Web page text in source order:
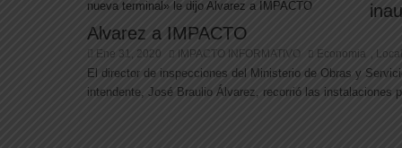
Alvarez a IMPACTO
Ene 31, 2020 IMPACTO INFORMATIVO Economia
El director de inspecciones del Ministerio de Obras y
intendente, José Braulio Álvarez, recorrió las instalaciones